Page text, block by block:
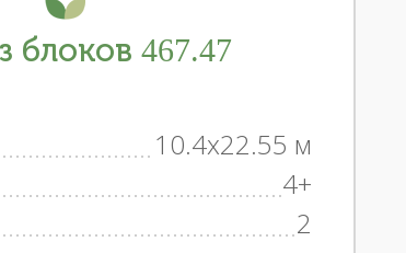
блоков 467.47
10.4x22.55 м
4+
2